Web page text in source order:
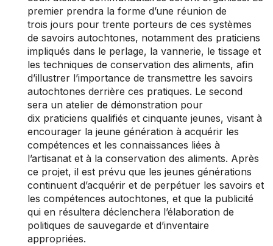
premier prendra la forme d’une réunion de
trois jours pour trente porteurs de ces systèmes
de savoirs autochtones, notamment des praticiens
impliqués dans le perlage, la vannerie, le tissage et
les techniques de conservation des aliments, afin
d’illustrer l’importance de transmettre les savoirs
autochtones derrière ces pratiques. Le second
sera un atelier de démonstration pour
dix praticiens qualifiés et cinquante jeunes, visant à
encourager la jeune génération à acquérir les
compétences et les connaissances liées à
l’artisanat et à la conservation des aliments. Après
ce projet, il est prévu que les jeunes générations
continuent d’acquérir et de perpétuer les savoirs et
les compétences autochtones, et que la publicité
qui en résultera déclenchera l’élaboration de
politiques de sauvegarde et d’inventaire
appropriées.